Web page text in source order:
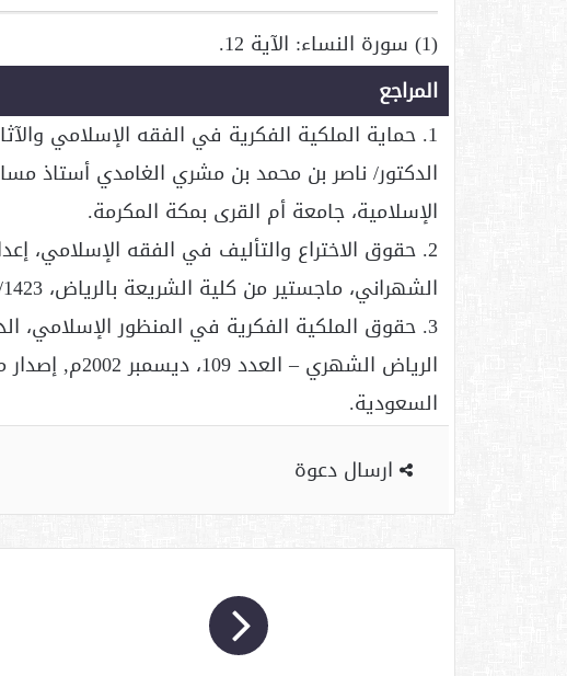
(1) سورة النساء: الآية 12.
المراجع
1. حماية الملكية الفكرية في الفقه الإسلامي
الدكتور/ ناصر بن محمد بن مشري الغامدي أستاذ
الإسلامية، جامعة أم القرى بمكة المكرمة.
2. حقوق الاختراع والتأليف في الفقه
الشهراني، ماجستير من كلية الشريعة بالرياض، 1422/1423هـ.
3. حقوق الملكية الفكرية في المنظور الإسلامي،
الرياض الشهري
السعودية.
ارسال دعوة